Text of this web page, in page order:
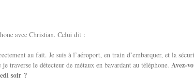
avec Christian. Celui dit :
au fait. Je suis à l’aéroport, en train d’embarquer, et la
traverse le détecteur de métaux en bavardant au téléphone. Avez-
soir ?